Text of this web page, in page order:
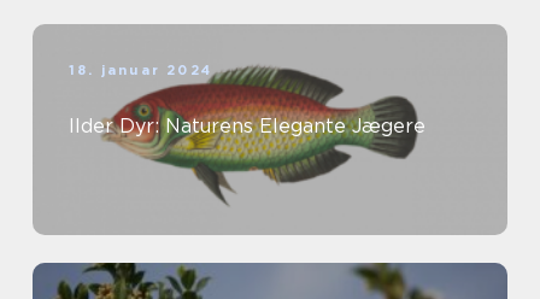
18. januar 2024
Ilder Dyr: Naturens Elegante Jægere